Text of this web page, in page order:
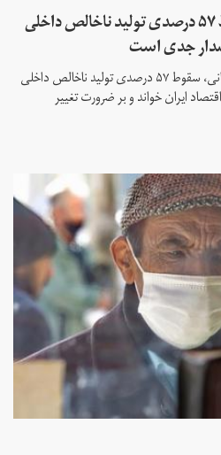
رییس اتاق بازرگانی: سقوط ۵۷ درصدی تولید ناخالص داخلی
جدی است
غلامحسین شافعی، رییس اتاق بازرگانی، سقوط ۵۷ درصدی تولید ناخالص داخلی
ایران خواند و بر ضرورت تغییر